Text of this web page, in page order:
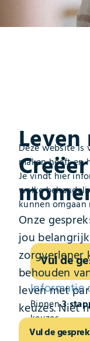
Vul de
Informatie
Binnen3
keuzes.
Deze website is
maken heeft en
Je vindt hier
welke
kunnen
Onze
jou
zorgverlener
behouden
leven met
keuzes. Niet
Vul de